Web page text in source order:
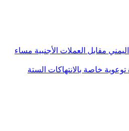
مقابل العملات الأجنبية مساء
خاصة بالانتهاكات الستة